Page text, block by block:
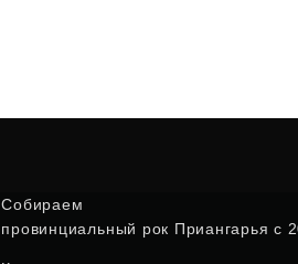
Собираем
провинциальный рок Приангарья с